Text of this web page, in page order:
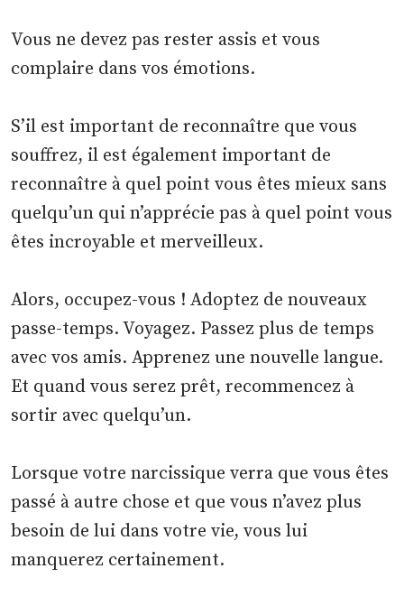
Vous ne devez pas rester assis et vous
complaire dans vos émotions.
S’il est important de reconnaître que vous
souffrez, il est également important de
reconnaître à quel point vous êtes mieux sans
quelqu’un qui n’apprécie pas à quel point vous
êtes incroyable et merveilleux.
Alors, occupez-vous ! Adoptez de nouveaux
passe-temps. Voyagez. Passez plus de temps
avec vos amis. Apprenez une nouvelle langue.
Et quand vous serez prêt, recommencez à
sortir avec quelqu’un.
Lorsque votre narcissique verra que vous êtes
passé à autre chose et que vous n’avez plus
besoin de lui dans votre vie, vous lui
manquerez certainement.